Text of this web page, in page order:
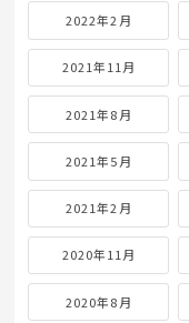
2022年2月
2021年11月
2021年8月
2021年5月
2021年2月
2020年11月
2020年8月